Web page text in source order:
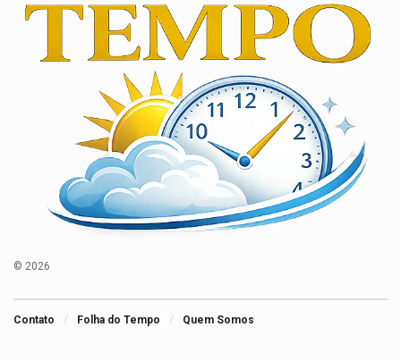
© 2026
Contato Folha do Tempo Quem Somos